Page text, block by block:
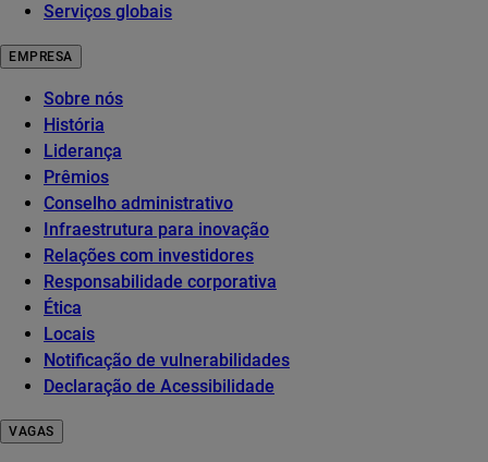
Serviços globais
EMPRESA
Sobre nós
História
Liderança
Prêmios
Conselho administrativo
Infraestrutura para inovação
Relações com investidores
Responsabilidade corporativa
Ética
Locais
Notificação de vulnerabilidades
Declaração de Acessibilidade
VAGAS